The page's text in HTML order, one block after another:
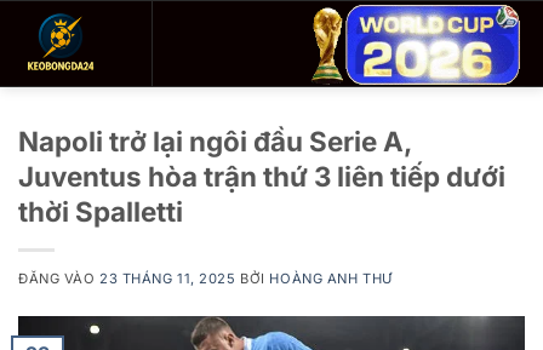
Napoli trở lại ngôi đầu Serie A,
Juventus hòa trận thứ 3 liên tiếp dưới
thời Spalletti
ĐĂNG VÀO23 THÁNG 11, 2025 BỞI HOÀNG ANH THƯ